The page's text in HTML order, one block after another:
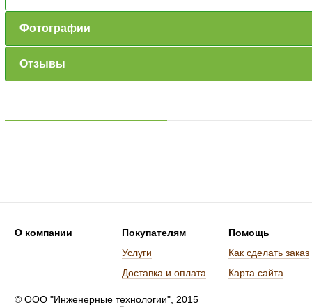
Фотографии
Отзывы
О компании
Покупателям
Услуги
Доставка и оплата
Помощь
Как сделать заказ
Карта сайта
© ООО "Инженерные технологии", 2015